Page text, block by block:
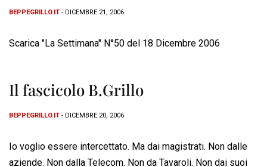
BEPPEGRILLO.IT - DICEMBRE 21, 2006
Scarica "La Settimana" N°50 del 18 Dicembre 2006
Il fascicolo B.Grillo
BEPPEGRILLO.IT - DICEMBRE 20, 2006
Io voglio essere intercettato. Ma dai magistrati. Non dalle
aziende. Non dalla Telecom. Non da Tavaroli. Non dai suoi